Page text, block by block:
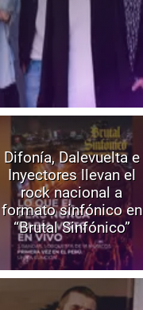
Difonía, Dalevuelta e
Inyectores llevan el
rock nacional a
formato sinfónico en
“Brutal Sinfónico”